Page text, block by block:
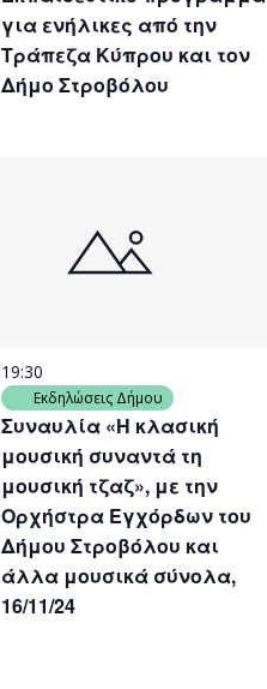
για ενήλικες από την
Τράπεζα Κύπρου και τον
Δήμο Στροβόλου
Συναυλία «Η κλασική
μουσική συναντά τη
μουσική τζαζ», με την
Ορχήστρα Εγχόρδων του
Δήμου Στροβόλου και
άλλα μουσικά σύνολα,
16/11/24
19:30
Εκδηλώσεις Δήμου